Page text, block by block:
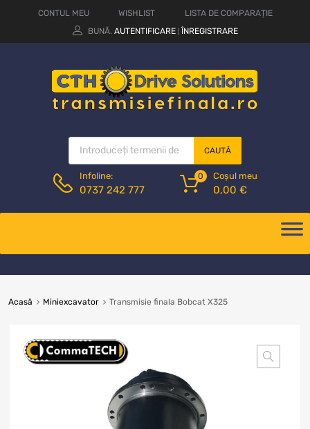
CONTUL MEU WISHLIST
LISTA DE COMPARAȚIE
BUNĂ. AUTENTIFICARE ÎNREGISTRARE
CAUTĂ
Infoline:
0737 242 777
Coșul meu
0,00 €
0
Acasă Miniexcavator Transmisie finala Bobcat X325